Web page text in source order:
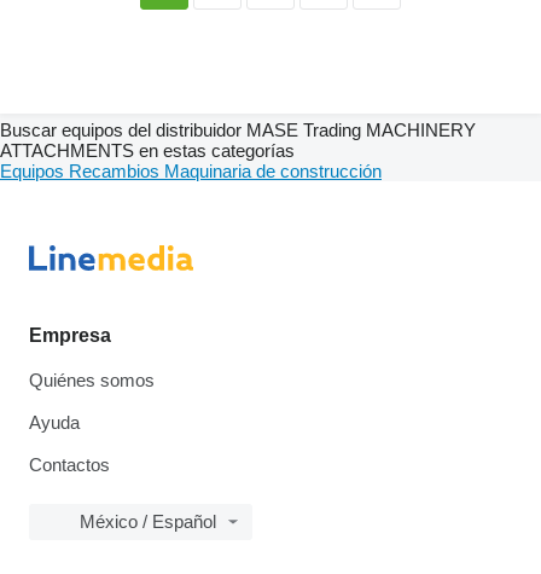
Buscar equipos del distribuidor MASE Trading MACHINERY
ATTACHMENTS en estas categorías
Equipos Recambios Maquinaria de construcción
Empresa
Quiénes somos
Ayuda
Contactos
México / Español